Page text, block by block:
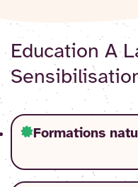
Education A
Formations